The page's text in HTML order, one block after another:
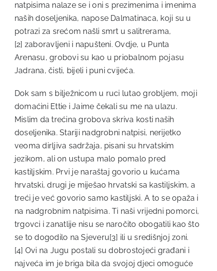
natpisima nalaze se i oni s prezimenima i imenima
naših doseljenika, napose Dalmatinaca, koji su u
potrazi za srećom našli smrt u salitrerama,
[2] zaboravljeni i napušteni. Ovdje, u Punta
Arenasu, grobovi su kao u priobalnom pojasu
Jadrana, čisti, bijeli i puni cvijeća.
Dok sam s bilježnicom u ruci lutao grobljem, moji
domaćini Ettie i Jaime čekali su me na ulazu.
Mislim da trećina grobova skriva kosti naših
doseljenika. Stariji nadgrobni natpisi, nerijetko
veoma dirljiva sadržaja, pisani su hrvatskim
jezikom, ali on ustupa malo pomalo pred
kastiljskim. Prvi je naraštaj govorio u kućama
hrvatski, drugi je miješao hrvatski sa kastiljskim, a
treći je već govorio samo kastiljski. A to se opaža i
na nadgrobnim natpisima. Ti naši vrijedni pomorci,
trgovci i zanatlije nisu se naročito obogatili kao što
se to dogodilo na Sjeveru[3] ili u središnjoj zoni.
[4] Ovi na Jugu postali su dobrostojeći građani i
najveća im je briga bila da svojoj djeci omoguće